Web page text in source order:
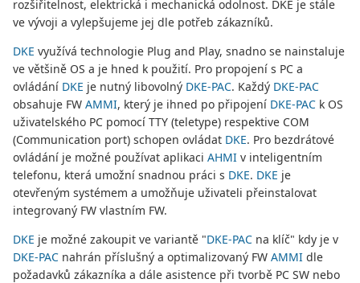
rozšiřitelnost, elektrická i mechanická odolnost. DKE je stále
ve vývoji a vylepšujeme jej dle potřeb zákazníků.
DKE využívá technologie Plug and Play, snadno se nainstaluje
ve většině OS a je hned k použití. Pro propojení s PC a
ovládání DKE je nutný libovolný DKE-PAC. Každý DKE-PAC
obsahuje FW AMMI, který je ihned po připojení DKE-PAC k OS
uživatelského PC pomocí TTY (teletype) respektive COM
(Communication port) schopen ovládat DKE. Pro bezdrátové
ovládání je možné používat aplikaci AHMI v inteligentním
telefonu, která umožní snadnou práci s DKE. DKE je
otevřeným systémem a umožňuje uživateli přeinstalovat
integrovaný FW vlastním FW.
DKE je možné zakoupit ve variantě "DKE-PAC na klíč" kdy je v
DKE-PAC nahrán příslušný a optimalizovaný FW AMMI dle
požadavků zákazníka a dále asistence při tvorbě PC SW nebo